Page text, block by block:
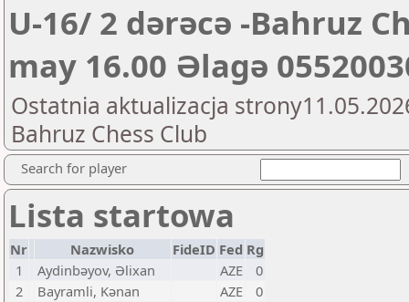
U-16/ 2 dərəcə -Bahruz
may 16.00 Əlagə
Ostatnia aktualizacja
Bahruz Chess Club
Search for player
Lista startowa
Nr Nazwisko FideID Fed Rg
1
Aydinbəyov, Əlixan AZE
0
2
Bayramli, Kənan AZE
0